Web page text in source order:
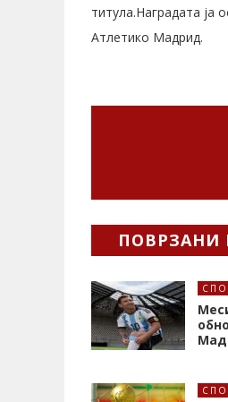
титула.Наградата ја
Атлетико Мадрид.
ПОВРЗАНИ